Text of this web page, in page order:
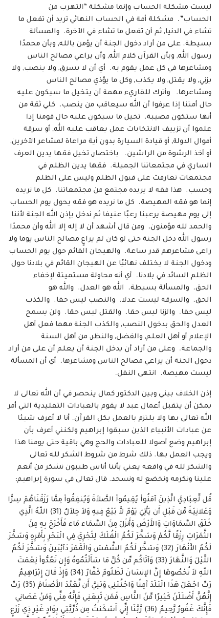
ليست مشكلة الحساب وإنما مشكلة “التهرب من
الحساب”. مشكلة أمة في الحساب النهائي تريد أن تفعل ما
تشاء في الدنيا, ثم أن تفعل ما تشاء في الآخرة. والمسألة
بسيطة. على من أراد دخول الجنة أن يؤمن بالله, وبأن محمدًا
رسول الله, وبأن القرآن كلام الله, وأن يراعي مصالح الناس
ومشاعرها في كل عمل يقوم به. أي أن لا يسرق, ولا ينصب, ولا
يزني, ولا يقتل, ولا يكذب, وكل ما يؤذي مصالح الناس
ومشاعرها. وأترك للقاريء مهمة أن يتخيل ما سيكون عليه
حال أمتنا إذا عرفوا أن الله سيعاقب من ينصب. كلي ثقة من
أنها ستكون مصيبة. تخيل ما سيكون عليه حال قومنا إذا
علموا أن تزييف الانتخابات عمل يعاقب عليه الله, أو سرقة
أموال الدولة, أو قيادة السيارة بدون أية مراعاة لمشاعر الآخرين,
أو أخذ الرشوة من الراشين. باختصار, تخيل فقها يدين العرف
الساري في مجتمعاتنا الجميلة. فقها يدين الظلم في
مجتمعات تعارفت على قبول الظلم وليس على الظلم
وحسب. هذا فقه لا يريده مجتمع من مجتمعاتنا. كل ما نريده
إنما هو فقه المهيصة. كل ما نريده هو فقه يحول يوم الحساب
إلى يوم مهيصة يرعبنا رعبًا عنيفا ثم ندخل بإذن الله الجنة لأننا
والحمد لله مؤمنون. ومن قال أشهد أن لا إله إلا الله وأن محمدًا
رسول الله دخل الجنة حتى لو كان لم يراعٍ مصالح الناس يوما ولا
راعى مشاعرهم قدر ساعة. والهيجان القائم حول يوم الحساب
ودخول الجنة لا يختلف نهائيًا عن الهيجان القائم في بلادنا حول
الظلم السائد في بلادنا. أي أنه محاولة مستميتة لإخفاء
الحق. والمسألة بسيطة. الله هو العدل. والله هو
الحق. والسرقة ليست عدلا. والنصب ليس حقا. والكذب
ليس حقا. والزنا ليس حقا. والقتل ليس حقا. ولن يسمح
العدل والحق بدخول النصب, والكذب الجنة مهما فعل أهل
الإعلام أو أهل العلم, والفضل, والنظر, من أهل السنة
والجماعة. وعلى من أراد أن يدخل الجنة أن يعلم أن على من أراد
دخول الجنة أن يراعي مصالح الناس ومشاعرها. أي أن المسألة
ليست مهيصة. انتهى النقل.
إذن الخلاف بيني وبين الدكتور كمال ينحصر في أن الله تعالى لا
يمكن أن يتقبل أعمال عبد لا يقوم بالعبادات التقليدية التي أمر
الله تعالى بها ولا يلتزم بالعمل بكل القرآن. أنا لا أعرف شيئا
عن عبادات الأنبياء الذين سبقوا إبراهيم ولكنني أعرف بأن
إبراهيم وضع أصولا للعبادات والحج وهي باقية حتى يومنا هذا
ويجب العمل بها. ذلك شرط من شروط الشكر لله تعالى
والشكر لله في واقعه يعني بأننا أناس طيبون نشكر من أنعم
علينا ونكرمه ونخضع له ونسجد. قال تعالى في سورة إبراهيم:
قُل لِّعِبَادِيَ الَّذِينَ آمَنُواْ يُقِيمُواْ الصَّلاَةَ وَيُنفِقُواْ مِمَّا رَزَقْنَاهُمْ سِرًّا
وَعَلانِيَةً مِّن قَبْلِ أَن يَأْتِيَ يَوْمٌ لاَّ بَيْعٌ فِيهِ وَلاَ خِلاَلٌ (31) اللّهُ الَّذِي
خَلَقَ السَّمَاوَاتِ وَالأَرْضَ وَأَنزَلَ مِنَ السَّمَاء مَاء فَأَخْرَجَ بِهِ مِنَ
الثَّمَرَاتِ رِزْقًا لَّكُمْ وَسَخَّرَ لَكُمُ الْفُلْكَ لِتَجْرِيَ فِي الْبَحْرِ بِأَمْرِهِ وَسَخَّرَ
لَكُمُ الأَنْهَارَ (32) وَسَخَّر لَكُمُ الشَّمْسَ وَالْقَمَرَ دَآئِبَينَ وَسَخَّرَ لَكُمُ
اللَّيْلَ وَالنَّهَارَ (33) وَآتَاكُم مِّن كُلِّ مَا سَأَلْتُمُوهُ وَإِن تَعُدُّواْ نِعْمَتَ
اللّهِ لاَ تُحْصُوهَا إِنَّ الإنسَانَ لَظَلُومٌ كَفَّارٌ (34) وَإِذْ قَالَ إِبْرَاهِيمُ
رَبِّ اجْعَلْ هَذَا الْبَلَدَ آمِنًا وَاجْنُبْنِي وَبَنِيَّ أَن نَّعْبُدَ الأَصْنَامَ (35) رَبِّ
إِنَّهُنَّ أَضْلَلْنَ كَثِيرًا مِّنَ النَّاسِ فَمَن تَبِعَنِي فَإِنَّهُ مِنِّي وَمَنْ عَصَانِي
فَإِنَّكَ غَفُورٌ رَّحِيمٌ (36) رَّبَّنَا إِنِّي أَسْكَنتُ مِن ذُرِّيَّتِي بِوَادٍ غَيْرِ ذِي زَرْعٍ